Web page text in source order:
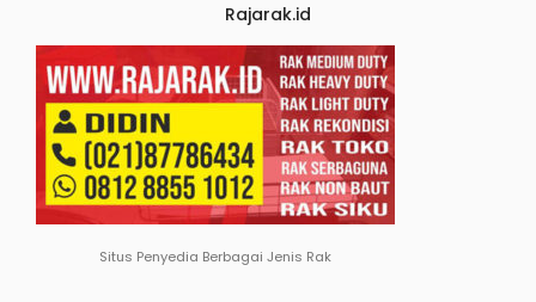
Rajarak.id
Situs Penyedia Berbagai Jenis Rak